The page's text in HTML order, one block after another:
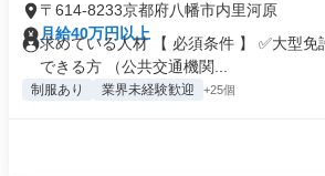
〒614-8233京都府八幡市内里河原
月給40万円以上
求めている人材 【 必須条件 】 ✅大型免
できる方 （公共交通機関...
制服あり 業界未経験歓迎 +25個